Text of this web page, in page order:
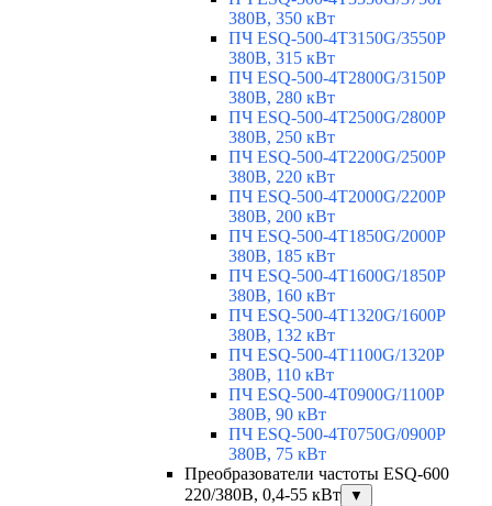
380В, 350 кВт
ПЧ ESQ-500-4T3150G/3550P
380В, 315 кВт
ПЧ ESQ-500-4T2800G/3150P
380В, 280 кВт
ПЧ ESQ-500-4T2500G/2800P
380В, 250 кВт
ПЧ ESQ-500-4T2200G/2500P
380В, 220 кВт
ПЧ ESQ-500-4T2000G/2200P
380В, 200 кВт
ПЧ ESQ-500-4T1850G/2000P
380В, 185 кВт
ПЧ ESQ-500-4T1600G/1850P
380В, 160 кВт
ПЧ ESQ-500-4T1320G/1600P
380В, 132 кВт
ПЧ ESQ-500-4T1100G/1320P
380В, 110 кВт
ПЧ ESQ-500-4T0900G/1100P
380В, 90 кВт
ПЧ ESQ-500-4T0750G/0900P
380В, 75 кВт
Преобразователи частоты ESQ-600
220/380В, 0,4-55 кВт
▼